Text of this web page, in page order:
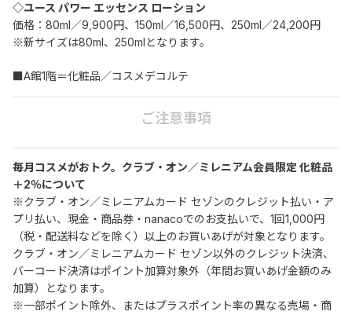
◇ユース パワー エッセンス ローション
価格：80ml／9,900円、150ml／16,500円、250ml／24,200円
※新サイズは80ml、250mlとなります。
■A館1階＝化粧品／コスメデコルテ
ご注意事項
毎月コスメがおトク。クラブ・オン／ミレニアム会員限定 化粧品
＋2％について
※クラブ・オン／ミレニアムカード セゾンのクレジット払い・ア
プリ払い、現金・商品券・nanacoでのお支払いで、1回1,000円
（税・配送料などを除く）以上のお買いあげが対象となります。
クラブ・オン／ミレニアムカード セゾン以外のクレジット決済、
バーコード決済はポイント加算対象外（年間お買いあげ金額のみ
加算）となります。
※一部ポイント除外、またはプラスポイント率の異なる売場・商